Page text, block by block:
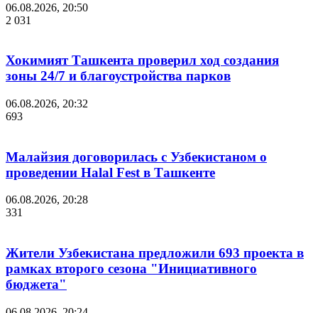
06.08.2026, 20:50
2 031
Хокимият Ташкента проверил ход создания
зоны 24/7 и благоустройства парков
06.08.2026, 20:32
693
Малайзия договорилась с Узбекистаном о
проведении Halal Fest в Ташкенте
06.08.2026, 20:28
331
Жители Узбекистана предложили 693 проекта в
рамках второго сезона "Инициативного
бюджета"